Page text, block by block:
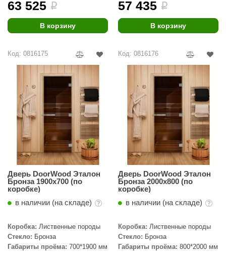
63 525 i
В корзину
57 435 i
В корзину
Код: 0816175
Дверь DoorWood Эталон
Бронза 1900х700 (по
коробке)
в наличии (на складе)
Коробка: Лиственные породы
Стекло: Бронза
Габариты проёма: 700*1900 мм
Код: 0816176
Дверь DoorWood Эталон
Бронза 2000х800 (по
коробке)
в наличии (на складе)
Коробка: Лиственные породы
Стекло: Бронза
Габариты проёма: 800*2000 мм